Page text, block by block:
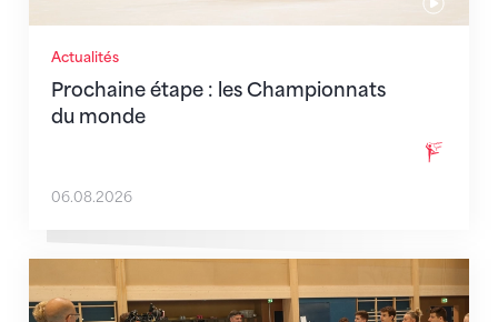
Actualités
Prochaine étape : les Championnats
du monde
06.08.2026
En route pour Zagreb avec des objectifs clairs